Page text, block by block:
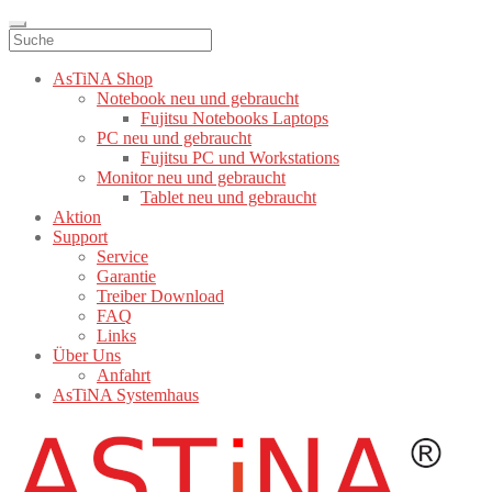
AsTiNA Shop
Notebook neu und gebraucht
Fujitsu Notebooks Laptops
PC neu und gebraucht
Fujitsu PC und Workstations
Monitor neu und gebraucht
Tablet neu und gebraucht
Aktion
Support
Service
Garantie
Treiber Download
FAQ
Links
Über Uns
Anfahrt
AsTiNA Systemhaus
Navigation
springen
Inhalt
springen